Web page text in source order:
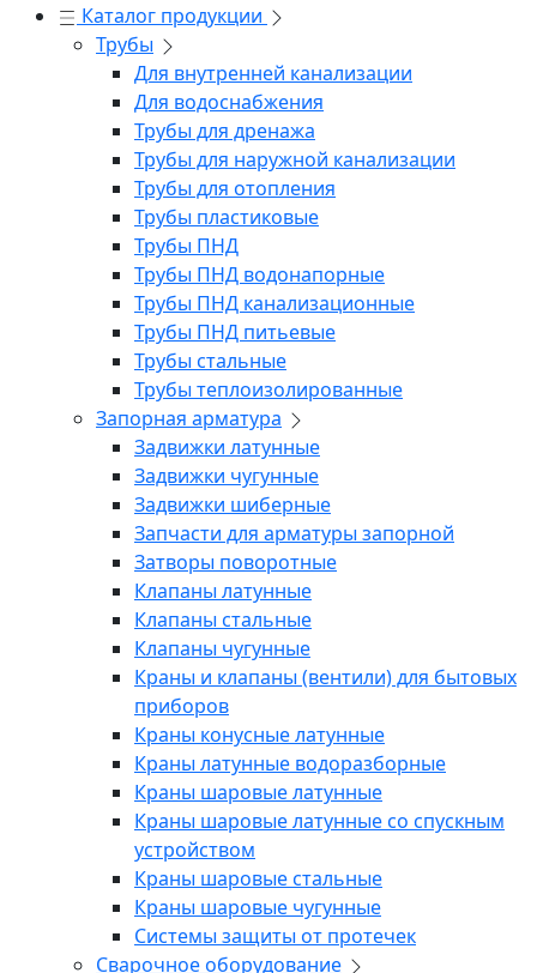
Каталог продукции
Трубы
Для внутренней канализации
Для водоснабжения
Трубы для дренажа
Трубы для наружной канализации
Трубы для отопления
Трубы пластиковые
Трубы ПНД
Трубы ПНД водонапорные
Трубы ПНД канализационные
Трубы ПНД питьевые
Трубы стальные
Трубы теплоизолированные
Запорная арматура
Задвижки латунные
Задвижки чугунные
Задвижки шиберные
Запчасти для арматуры запорной
Затворы поворотные
Клапаны латунные
Клапаны стальные
Клапаны чугунные
Краны и клапаны (вентили) для бытовых
приборов
Краны конусные латунные
Краны латунные водоразборные
Краны шаровые латунные
Краны шаровые латунные со спускным
устройством
Краны шаровые стальные
Краны шаровые чугунные
Системы защиты от протечек
Сварочное оборудование